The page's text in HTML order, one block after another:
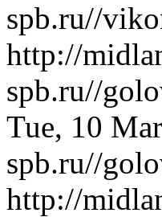
spb.ru//
http://
spb.ru//
Tue, 10
spb.ru//
http://